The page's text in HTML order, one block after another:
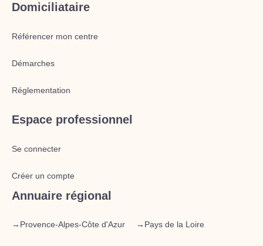
Domiciliataire
Référencer mon centre
Démarches
Réglementation
Espace professionnel
Se connecter
Créer un compte
Annuaire régional
→ Provence-Alpes-Côte d'Azur → Pays de la Loire